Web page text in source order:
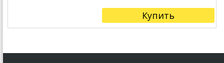
Купить